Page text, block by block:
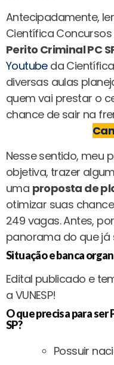
Antecipadamente,
Científica
Perito Criminal PC
Youtubeda
diversas aulas
quem vai prestar o
chance de sair na
Nesse sentido, meu
objetiva, trazer
uma proposta de
otimizar suas
249 vagas. Antes,
panorama do que
Situação e banca
Edital publicado e
a VUNESP!
O que precisa para
SP?
Possuir